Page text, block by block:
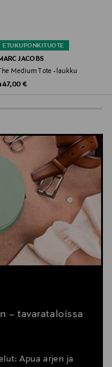
käsilaukku,
ETUKUPONKITUOTE
JACOBS
Medium Tote -laukku
Price
€
– tavarataloissa
Apua arjen ja